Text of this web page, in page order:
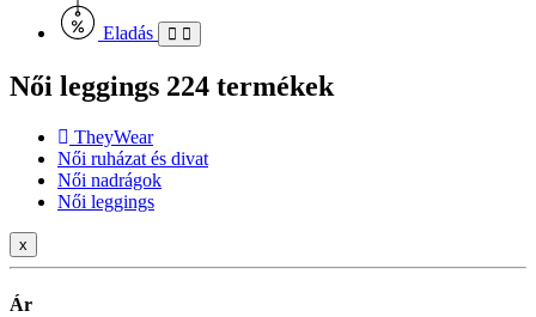
Eladás
Női leggings 224 termékek
TheyWear
Női ruházat és divat
Női nadrágok
Női leggings
x
Ár